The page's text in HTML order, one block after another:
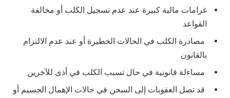
غرامات مالية كبيرة عند عدم تسجيل الكلب أو مخالفة
القواعد
مصادرة الكلب في الحالات الخطيرة أو عند عدم الالتزام
بالقانون
مساءلة قانونية في حال تسبب الكلب في أذى للآخرين
قد تصل العقوبات إلى السجن في حالات الإهمال الجسيم أو